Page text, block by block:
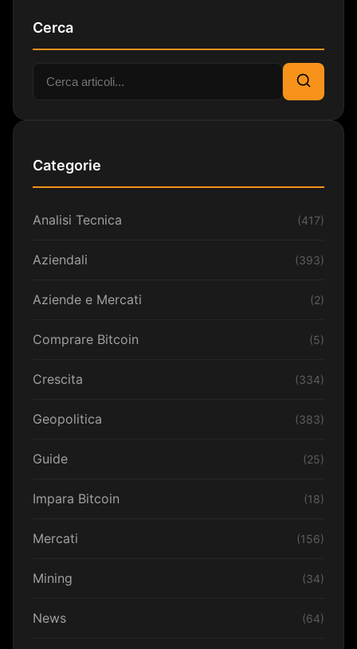
Cerca
Cerca:
Cerca
Categorie
Analisi Tecnica (417)
Aziendali (393)
Aziende e Mercati (2)
Comprare Bitcoin (5)
Crescita (334)
Geopolitica (383)
Guide (25)
Impara Bitcoin (18)
Mercati (156)
Mining (34)
News (64)